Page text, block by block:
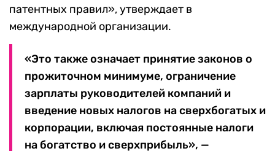
патентных правил», утверждает в
международной организации.
«Это также означает принятие законов о
прожиточном минимуме, ограничение
зарплаты руководителей компаний и
введение новых налогов на сверхбогатых и
корпорации, включая постоянные налоги
на богатство и сверхприбыль», —